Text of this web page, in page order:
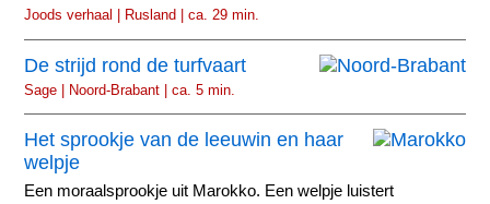
Joods verhaal | Rusland | ca. 29 min.
De strijd rond de turfvaart
Sage | Noord-Brabant | ca. 5 min.
Het sprookje van de leeuwin en haar
welpje
Een moraalsprookje uit Marokko. Een welpje luistert